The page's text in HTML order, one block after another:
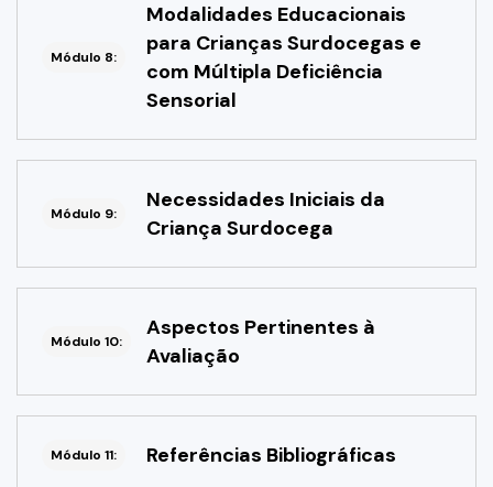
Módulo 8:
Modalidades Educacionais
para Crianças Surdocegas e
com Múltipla Deficiência
Sensorial
Módulo 9:
Necessidades Iniciais da
Criança Surdocega
Módulo 10:
Aspectos Pertinentes à
Avaliação
Módulo 11: Referências Bibliográficas